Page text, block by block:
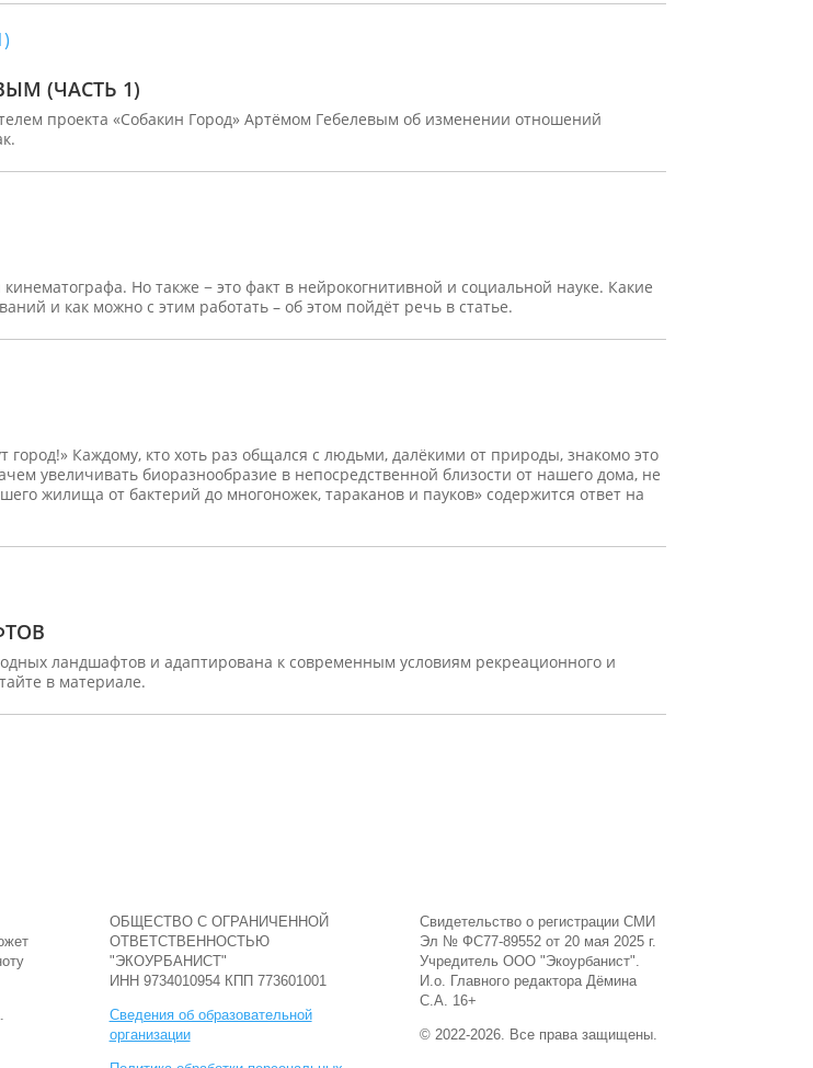
(ЧАСТЬ 1)
проекта «Собакин Город» Артёмом Гебелевым об изменении отношений
Но также − это факт в нейрокогнитивной и социальной науке. Какие
и как можно с этим работать – об этом пойдёт речь в статье.
Каждому, кто хоть раз общался с людьми, далёкими от природы, знакомо это
увеличивать биоразнообразие в непосредственной близости от нашего дома, не
жилища от бактерий до многоножек, тараканов и пауков» содержится ответ на
ландшафтов и адаптирована к современным условиям рекреационного и
в материале.
ОБЩЕСТВО С ОГРАНИЧЕННОЙ
ОТВЕТСТВЕННОСТЬЮ
"ЭКОУРБАНИСТ"
ИНН 9734010954 КПП 773601001
Сведения об образовательной
организации
Свидетельство о регистрации СМИ
Эл № ФС77-89552 от 20 мая 2025 г.
Учредитель ООО "Экоурбанист".
И.о. Главного редактора Дёмина
С.А. 16+
© 2022-2026. Все права защищены.